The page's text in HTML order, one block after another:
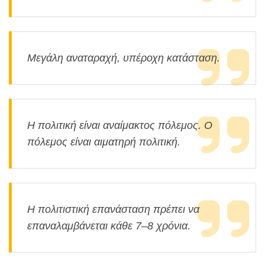
Μεγάλη αναταραχή, υπέροχη κατάσταση.
Η πολιτική είναι αναίμακτος πόλεμος. Ο
πόλεμος είναι αιματηρή πολιτική.
Η πολιτιστική επανάσταση πρέπει να
επαναλαμβάνεται κάθε 7–8 χρόνια.